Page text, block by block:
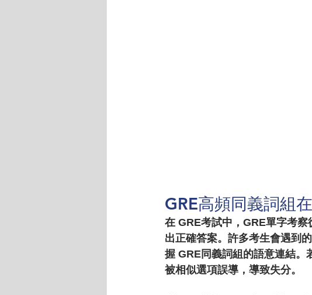
GRE高頻同義詞組
在 GRE考試中，GRE單字考
出正確答案。許多考生會遇到
握 GRE同義詞組 的語意連結。
被相似選項誤導，導致失分。